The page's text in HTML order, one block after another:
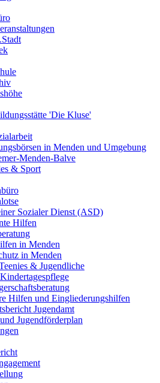
'Die Kluse'
in Menden und Umgebung
Menden-Balve
& Sport
Sozialer Dienst (ASD)
Hilfen
in Menden
in Menden
& Jugendliche
Hilfen und Eingliederungshilfen
Jugendamt
Jugendförderplan